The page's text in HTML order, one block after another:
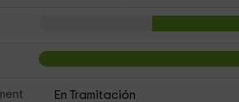
En Tramitación